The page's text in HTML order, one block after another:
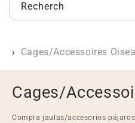
Rechercher un produit...
Cages/Accessoires
C
o
Cages/
Compra jaulas/accesorios